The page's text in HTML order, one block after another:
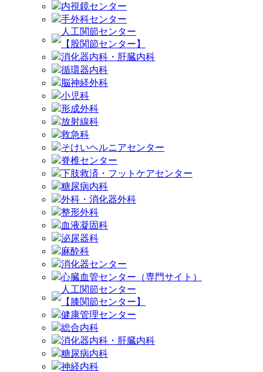
内視鏡センター
手外科センター
人工関節センター
【股関節センター】
消化器内科・肝臓内科
循環器内科
脳神経外科
小児科
形成外科
放射線科
救急科
そけいヘルニアセンター
脊椎センター
下肢救済・フットケアセンター
糖尿病内科
外科・消化器外科
整形外科
血液凝固科
泌尿器科
麻酔科
消化器センター
心臓血管センター（専門サイト）
人工関節センター
【膝関節センター】
健康管理センター
総合内科
消化器内科・肝臓内科
糖尿病内科
神経内科